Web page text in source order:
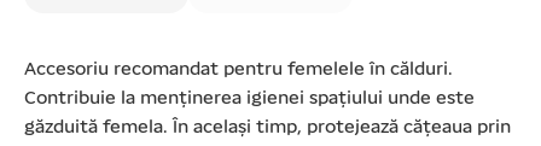
Accesoriu recomandat pentru femelele în călduri.
Contribuie la menținerea igienei spațiului unde este
găzduită femela. În același timp, protejează cățeaua prin